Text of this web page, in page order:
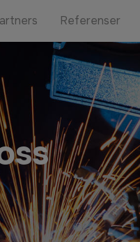
Referenser